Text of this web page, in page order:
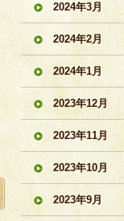
2024年3月
2024年2月
2024年1月
2023年12月
2023年11月
2023年10月
2023年9月